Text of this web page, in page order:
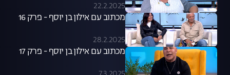
22.2.2025
מכתוב עם אילון בן יוסף - פרק 16
28.2.2025
מכתוב עם אילון בן יוסף - פרק 17